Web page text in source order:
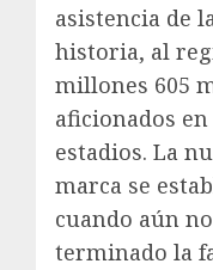
asistencia de
historia, al
millones 605
aficionados
estadios. La
marca se
cuando aún
terminado la